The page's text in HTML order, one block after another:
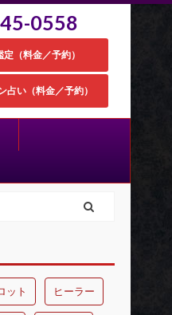
0558
定（料金／予約）
占い（料金／予約）
ット ヒーラー